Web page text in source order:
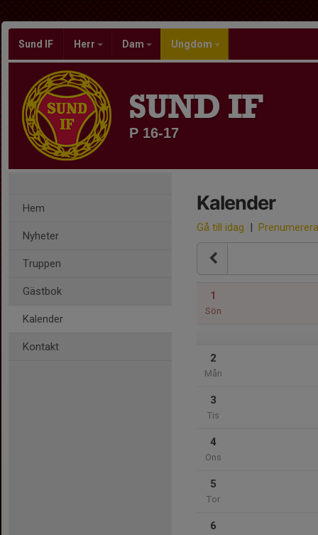
Sund IF Herr Dam Ungdom
SUND IF
P 16-17
Hem
Nyheter
Truppen
Gästbok
Kalender
Kontakt
Kalender
Gå till idag | Prenumerera
1
Sön
2
Mån
3
Tis
4
Ons
5
Tor
6